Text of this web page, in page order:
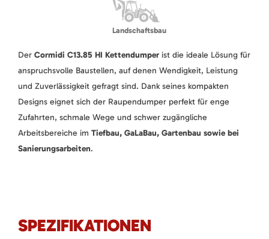
Landschaftsbau
Der Cormidi C13.85 HI Kettendumper ist die ideale Lösung für
anspruchsvolle Baustellen, auf denen Wendigkeit, Leistung
und Zuverlässigkeit gefragt sind. Dank seines kompakten
Designs eignet sich der Raupendumper perfekt für enge
Zufahrten, schmale Wege und schwer zugängliche
Arbeitsbereiche im Tiefbau, GaLaBau, Gartenbau sowie bei
Sanierungsarbeiten.
SPEZIFIKATIONEN